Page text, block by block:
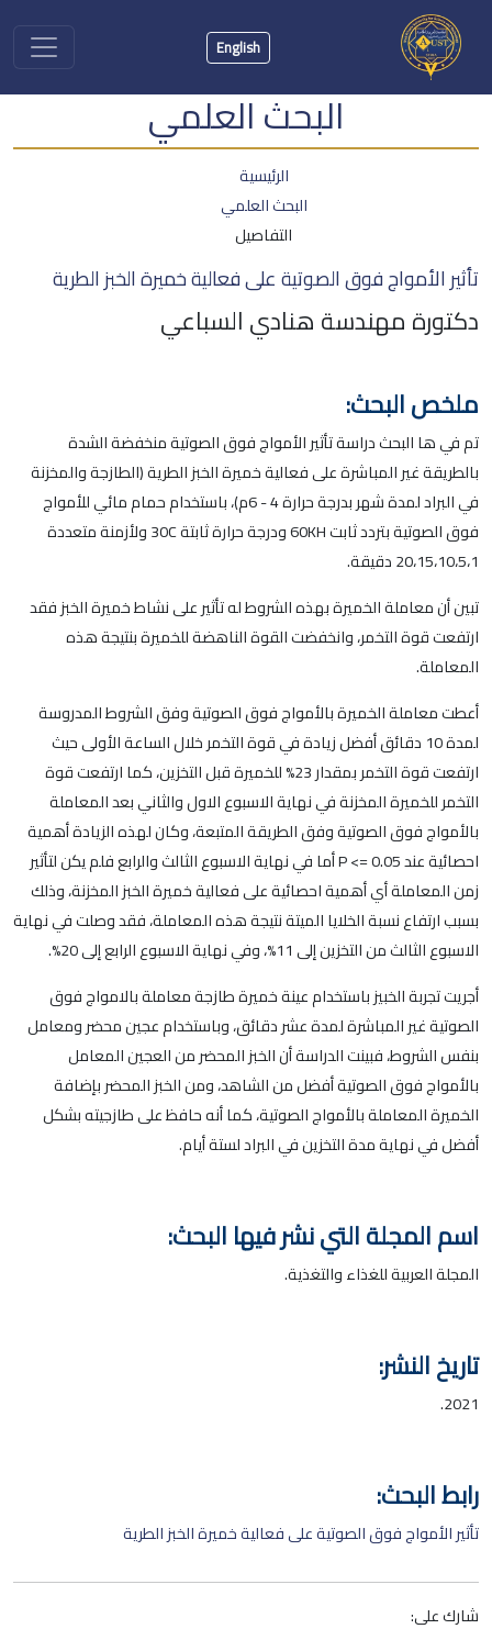
English
البحث العلمي
الرئيسية
البحث العلمي
التفاصيل
تأثير الأمواج فوق الصوتية على فعالية خميرة الخبز الطرية
دكتورة مهندسة هنادي السباعي
ملخص البحث:
تم في ها البحث دراسة تأثير الأمواج فوق الصوتية منخفضة الشدة
بالطريقة غير المباشرة على فعالية خميرة الخبز الطرية (الطازجة والمخزنة
في البراد لمدة شهر بدرجة حرارة 4 - 6م)، باستخدام حمام مائي للأمواج
فوق الصوتية بتردد ثابت 60KH ودرجة حرارة ثابتة 30C ولأزمنة متعددة
20،15،10،5،1 دقيقة.
تبين أن معاملة الخميرة بهذه الشروط له تأثير على نشاط خميرة الخبز فقد
ارتفعت قوة التخمر، وانخفضت القوة الناهضة للخميرة بنتيجة هذه
المعاملة.
أعطت معاملة الخميرة بالأمواج فوق الصوتية وفق الشروط المدروسة
لمدة 10 دقائق أفضل زيادة في قوة التخمر خلال الساعة الأولى حيث
ارتفعت قوة التخمر بمقدار 23% للخميرة قبل التخزين، كما ارتفعت قوة
التخمر للخميرة المخزنة في نهاية الاسبوع الاول والثاني بعد المعاملة
بالأمواج فوق الصوتية وفق الطريقة المتبعة، وكان لهذه الزيادة أهمية
احصائية عند 0.05 => P أما في نهاية الاسبوع الثالث والرابع فلم يكن لتأثير
زمن المعاملة أي أهمية احصائية على فعالية خميرة الخبز المخزنة، وذلك
بسبب ارتفاع نسبة الخلايا الميتة نتيجة هذه المعاملة، فقد وصلت في نهاية
الاسبوع الثالث من التخزين إلى 11%، وفي نهاية الاسبوع الرابع إلى 20%.
أجريت تجربة الخبيز باستخدام عينة خميرة طازجة معاملة بالامواج فوق
الصوتية غير المباشرة لمدة عشر دقائق، وباستخدام عجين محضر ومعامل
بنفس الشروط، فبينت الدراسة أن الخبز المحضر من العجين المعامل
بالأمواج فوق الصوتية أفضل من الشاهد، ومن الخبز المحضر بإضافة
الخميرة المعاملة بالأمواج الصوتية، كما أنه حافظ على طازجيته بشكل
أفضل في نهاية مدة التخزين في البراد لستة أيام.
اسم المجلة التي نشر فيها البحث:
المجلة العربية للغذاء والتغذية.
تاريخ النشر:
2021.
رابط البحث:
تأثير الأمواج فوق الصوتية على فعالية خميرة الخبز الطرية
شارك على: